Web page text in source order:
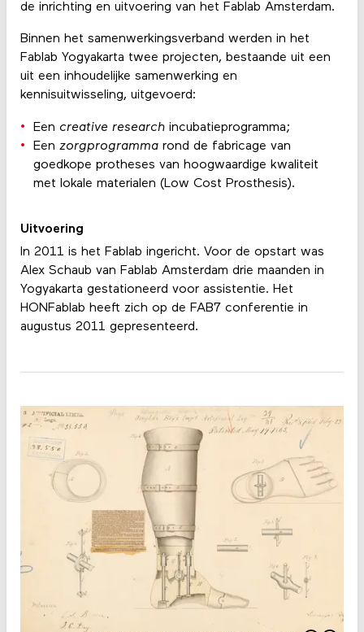
de inrichting en uitvoering van het Fablab Amsterdam.
Binnen het samenwerkingsverband werden in het
Fablab Yogyakarta twee projecten, bestaande uit een
uit een inhoudelijke samenwerking en
kennisuitwisseling, uitgevoerd:
Een creative researchincubatieprogramma;
Een zorgprogrammarond de fabricage van
goedkope protheses van hoogwaardige kwaliteit
met lokale materialen (Low Cost Prosthesis).
Uitvoering
In 2011 is het Fablab ingericht. Voor de opstart was
Alex Schaub van Fablab Amsterdam drie maanden in
Yogyakarta gestationeerd voor assistentie. Het
HONFablab heeft zich op de FAB7 conferentie in
augustus 2011 gepresenteerd.